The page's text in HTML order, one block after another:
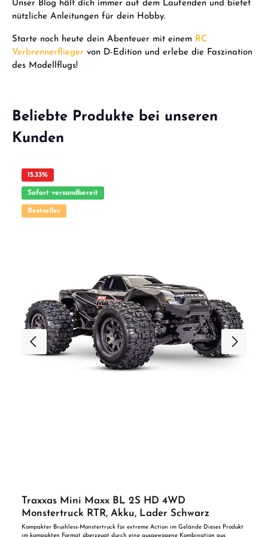
Unser Blog hält dich immer auf dem Laufenden und bietet
nützliche Anleitungen für dein Hobby.
Starte noch heute dein Abenteuer mit einem RC
Verbrennerflieger von D-Edition und erlebe die Faszination
des Modellflugs!
Beliebte Produkte bei unseren
Kunden
15.33%
Sofort versandbereit
Bestseller
Traxxas Mini Maxx BL 2S HD 4WD
Monstertruck RTR, Akku, Lader Schwarz
Kompakter Brushless-Monstertruck für extreme Action im Gelände Dieses Produkt
im kompakten Format überzeugt durch eine ausgewogene Kombination aus